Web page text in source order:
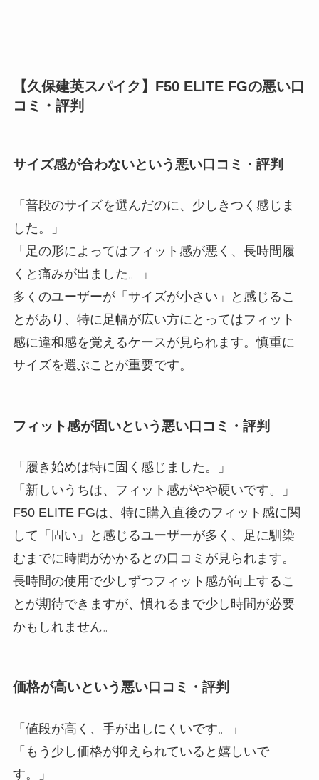
【久保建英スパイク】F50 ELITE FGの悪い口
コミ・評判
サイズ感が合わないという悪い口コミ・評判
「普段のサイズを選んだのに、少しきつく感じま
した。」
「足の形によってはフィット感が悪く、長時間履
くと痛みが出ました。」
多くのユーザーが「サイズが小さい」と感じるこ
とがあり、特に足幅が広い方にとってはフィット
感に違和感を覚えるケースが見られます。慎重に
サイズを選ぶことが重要です。
フィット感が固いという悪い口コミ・評判
「履き始めは特に固く感じました。」
「新しいうちは、フィット感がやや硬いです。」
F50 ELITE FGは、特に購入直後のフィット感に関
して「固い」と感じるユーザーが多く、足に馴染
むまでに時間がかかるとの口コミが見られます。
長時間の使用で少しずつフィット感が向上するこ
とが期待できますが、慣れるまで少し時間が必要
かもしれません。
価格が高いという悪い口コミ・評判
「値段が高く、手が出しにくいです。」
「もう少し価格が抑えられていると嬉しいで
す。」